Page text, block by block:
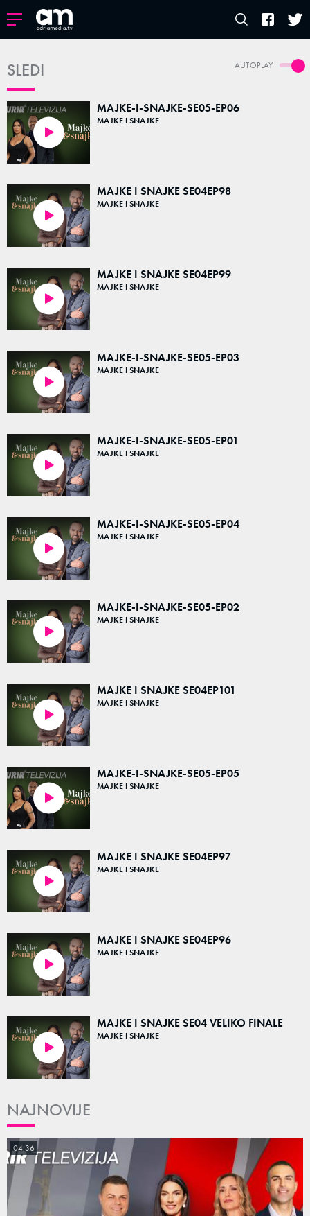
AUTOPLAY
SLEDI
MAJKE-I-SNAJKE-SE05-EP06
MAJKE I SNAJKE
MAJKE I SNAJKE SE04EP98
MAJKE I SNAJKE
MAJKE I SNAJKE SE04EP99
MAJKE I SNAJKE
MAJKE-I-SNAJKE-SE05-EP03
MAJKE I SNAJKE
MAJKE-I-SNAJKE-SE05-EP01
MAJKE I SNAJKE
MAJKE-I-SNAJKE-SE05-EP04
MAJKE I SNAJKE
MAJKE-I-SNAJKE-SE05-EP02
MAJKE I SNAJKE
MAJKE I SNAJKE SE04EP101
MAJKE I SNAJKE
MAJKE-I-SNAJKE-SE05-EP05
MAJKE I SNAJKE
MAJKE I SNAJKE SE04EP97
MAJKE I SNAJKE
MAJKE I SNAJKE SE04EP96
MAJKE I SNAJKE
01:34:49
MAJKE I SNAJKE SE04 VELIKO FINALE
MAJKE I SNAJKE
NAJNOVIJE
04:36